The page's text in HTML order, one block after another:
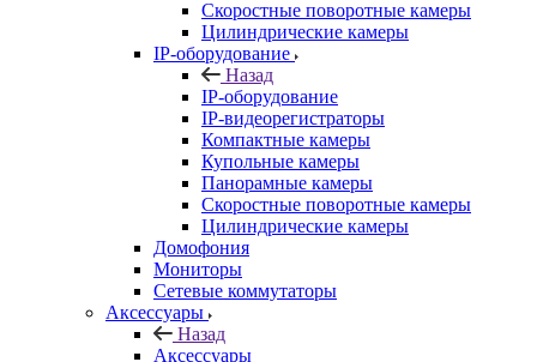
Скоростные поворотные камеры
Цилиндрические камеры
IP-оборудование
Назад
IP-оборудование
IP-видеорегистраторы
Компактные камеры
Купольные камеры
Панорамные камеры
Скоростные поворотные камеры
Цилиндрические камеры
Домофония
Мониторы
Сетевые коммутаторы
Аксессуары
Назад
Аксессуары